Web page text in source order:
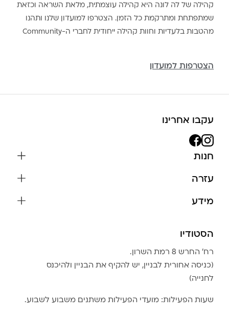
קהילה של לה לונה היא קהילה עוצמתית, מלאת השראה וכזאת
שמתפתחת ומתרקמת כל הזמן. הצטרפו למועדון שלנו ותהנו
מהטבות בלעדיות וחוות קהילה ייחודית לחברי ה-Community
הצטרפות למועדון
עקבו אחרינו
חנות
צמידים
בגדים
אביזרים
גברים
עזרה
צור קשר
מידע
שמירה על התכשיטים
הצהרת נגישות
טבלת מידות טבעות
Community Club
הסטודיו
רח׳ החרש 8 רמת השרון.
(כניסה אחורית לבניין, יש להקיף את הבניין ולהיכנס
לחנייה)
שעות הפעילות: מועדי הפעילות משתנים משבוע לשבוע.